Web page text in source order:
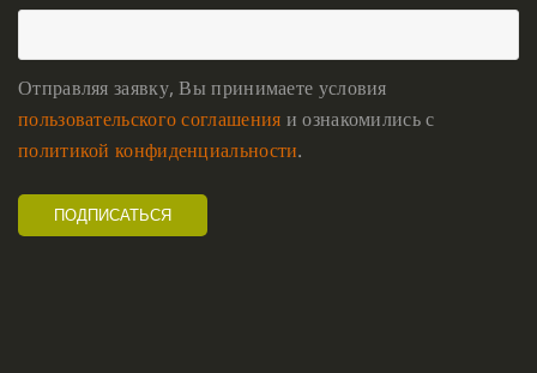
Отправляя заявку, Вы принимаете условия
пользовательского соглашения и ознакомились с
политикой конфиденциальности.